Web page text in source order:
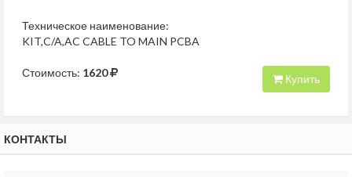
Техническое наименование:
KIT,C/A,AC CABLE TO MAIN PCBA
Стоимость: 1620 Купить
КОНТАКТЫ